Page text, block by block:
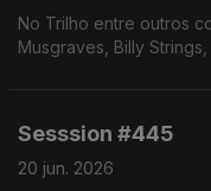
No Trilho entre outros
Musgraves, Billy
Sesssion #445
20 jun. 2026